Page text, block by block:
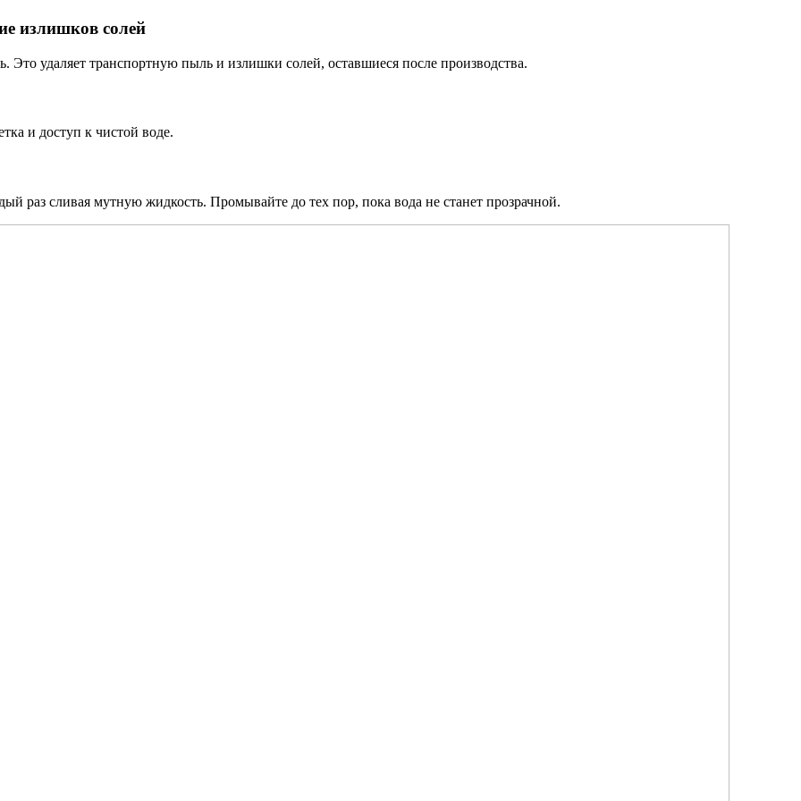
излишков солей
удаляет транспортную пыль и излишки солей, оставшиеся после производства.
и доступ к чистой воде.
раз сливая мутную жидкость. Промывайте до тех пор, пока вода не станет прозрачной.